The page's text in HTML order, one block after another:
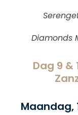
Diamonds
Dag 9 &
Maandag,